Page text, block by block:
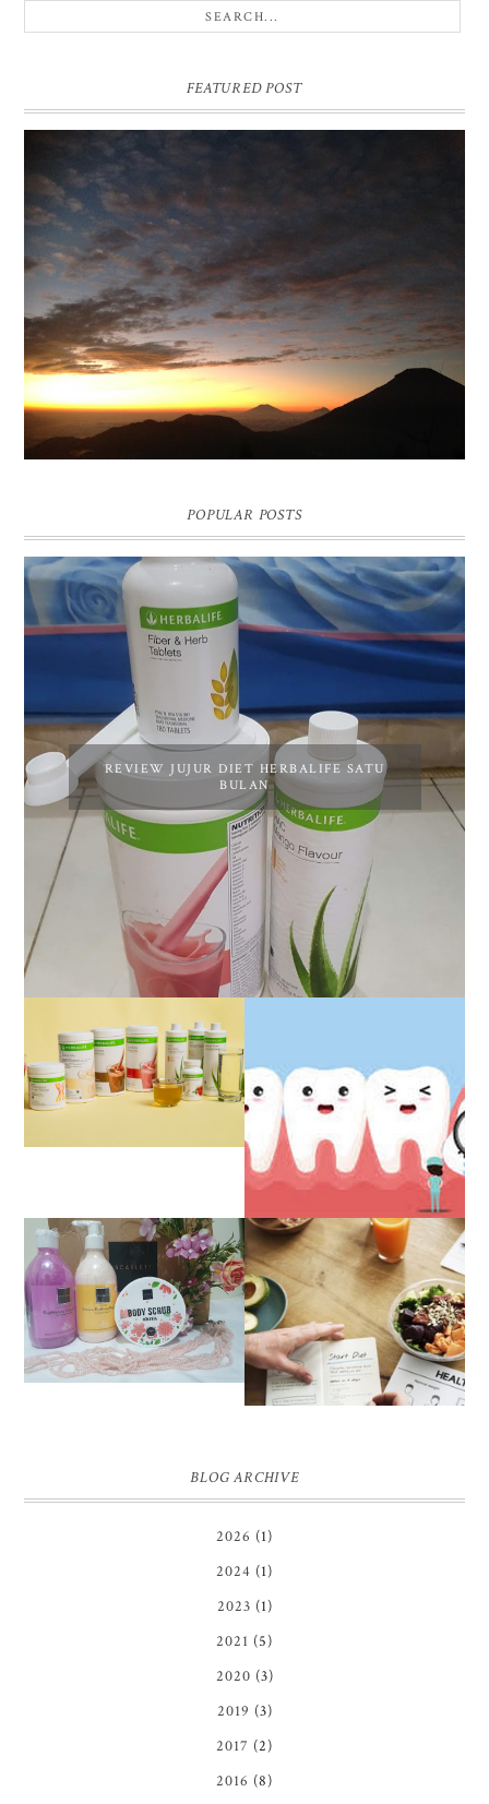
FEATURED POST
BUKIT SIKUNIR DIENG | GOLDEN SUNRISE TERBAIK DI
ASIA
POPULAR POSTS
REVIEW JUJUR DIET HERBALIFE SATU
BULAN
REVIEW JUJUR
SETELAH HAMPIR 2
TAHUN BERHENTI DIET
HERBALIFE
PENGALAMAN OPERASI
IMPAKSI GIGI
REVIEW SCARLETT
WHITENING BODY
LOTION, BODY SCRUB
DAN SHOWER SCRUB |
FIRST IMPRESSION
PENGALAMAN DIET
SEHAT TANPA
MENYIKSA HINGGA
BERAT BADAN IDEAL
BLOG ARCHIVE
2026 (1)
2024 (1)
2023 (1)
2021 (5)
2020 (3)
2019 (3)
2017 (2)
2016 (8)